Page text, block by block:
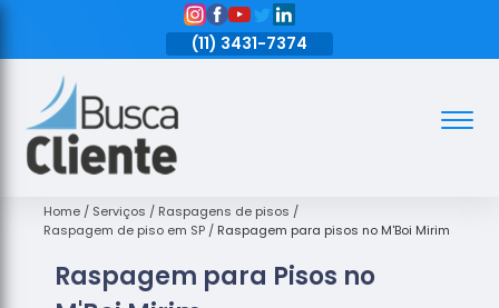
(11) 3431-7374
Assoalhos
de Madeira
Madeira
Home Serviços
Raspagens de pisos
Raspagem de piso em SP
Raspagem para pisos no M'Boi Mirim
Raspagem para Pisos no